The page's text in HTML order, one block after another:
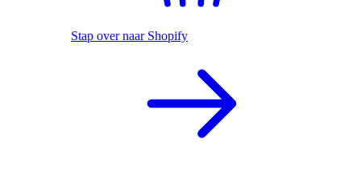
Stap over naar Shopify